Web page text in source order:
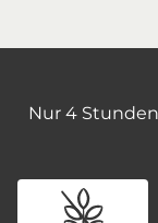
Nur 4